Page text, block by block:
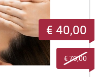
€ 40,00
€ 79,00